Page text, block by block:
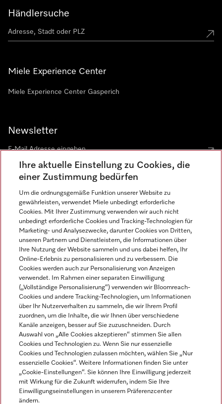
Händlersuche
Miele Experience Center
Miele Experience Center Gasperich
Newsletter
Sprache
DEUTSCH
Impressum
AGB
Datenschutz
Nutzungsbedingungen
Miele auf Instagram
Miele auf Youtube
Ihre aktuelle Einstellung zu Cookies, die
einer Zustimmung bedürfen
Um die ordnungsgemäße Funktion unserer Website zu
gewährleisten, verwendet Miele unbedingt erforderliche
Cookies. Mit Ihrer Zustimmung verwenden wir auch nicht
unbedingt erforderliche Cookies und Tracking-Technologien für
Marketing- und Analysezwecke, darunter Cookies von Dritten,
unseren Partnern und Dienstleistern, die Informationen über
Ihre Nutzung der Website sammeln und uns dabei helfen, Ihr
Online-Erlebnis zu personalisieren und zu verbessern. Die
Cookies werden auch zur Personalisierung von Anzeigen
verwendet. Im Rahmen einer separaten Einwilligung
(„Vollständige Personalisierung“) verwenden wir Bloomreach-
Cookies und andere Tracking-Technologien, um Informationen
über Ihr Nutzerverhalten zu sammeln, die wir Ihrem Profil
zuordnen, um die Inhalte, die wir Ihnen über verschiedene
Kanäle anzeigen, besser auf Sie zuzuschneiden. Durch
Auswahl von „Alle Cookies akzeptieren“ stimmen Sie allen
Cookies und Technologien zu. Wenn Sie nur essenzielle
Cookies und Technologien zulassen möchten, wählen Sie „Nur
essenzielle Cookies“. Weitere Informationen finden Sie unter
„Cookie-Einstellungen“. Sie können Ihre Einwilligung jederzeit
mit Wirkung für die Zukunft widerrufen, indem Sie Ihre
Einwilligungseinstellungen in unserem Präferenzcenter
ändern.